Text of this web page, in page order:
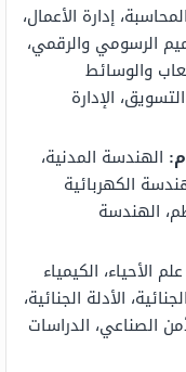
المحاسبة، إدارة الأعمال،
الرسومي والرقمي،
والوسائط
الإدارة
الهندسة المدنية،
الكهربائية
الهندسة
علم الأحياء، الكيمياء
الأدلة الجنائية،
الصناعي، الدراسات